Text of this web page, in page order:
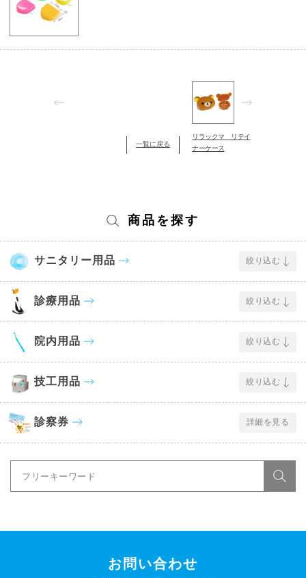
一覧に戻る
リラックマ リテイ
ナーケース
商品を探す
サニタリー用品 絞り込む
診療用品 絞り込む
院内用品 絞り込む
技工用品 絞り込む
診察券 詳細を見る
お問い合わせ